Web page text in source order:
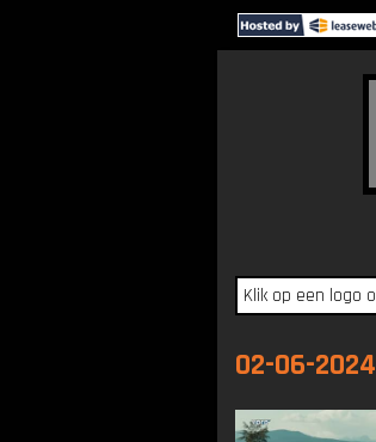
02-06-2024